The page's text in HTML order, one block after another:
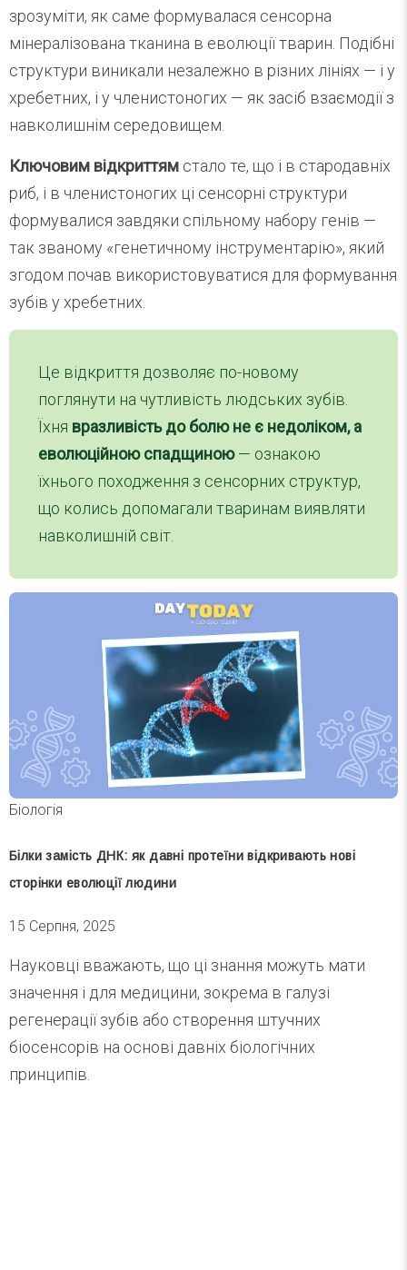
зрозуміти, як саме формувалася сенсорна
мінералізована тканина в еволюції тварин. Подібні
структури виникали незалежно в різних лініях — і у
хребетних, і у членистоногих — як засіб взаємодії з
навколишнім середовищем.
Ключовим відкриттям стало те, що і в стародавніх
риб, і в членистоногих ці сенсорні структури
формувалися завдяки спільному набору генів —
так званому «генетичному інструментарію», який
згодом почав використовуватися для формування
зубів у хребетних.
Це відкриття дозволяє по-новому
поглянути на чутливість людських зубів.
Їхня вразливість до болю не є недоліком, а
еволюційною спадщиною— ознакою
їхнього походження з сенсорних структур,
що колись допомагали тваринам виявляти
навколишній світ.
Біологія
Білки замість ДНК: як давні протеїни відкривають нові
сторінки еволюції людини
15 Серпня, 2025
Науковці вважають, що ці знання можуть мати
значення і для медицини, зокрема в галузі
регенерації зубів або створення штучних
біосенсорів на основі давніх біологічних
принципів.